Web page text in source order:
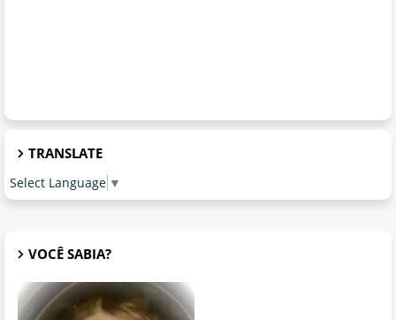
TRANSLATE
Select Language ▼
VOCÊ SABIA?